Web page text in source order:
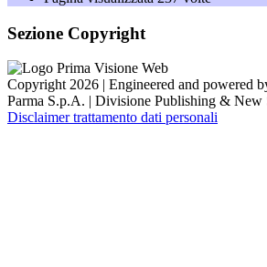
Sezione Copyright
Copyright 2026 | Engineered and powered
Parma S.p.A. | Divisione Publishing & New
Disclaimer trattamento dati personali